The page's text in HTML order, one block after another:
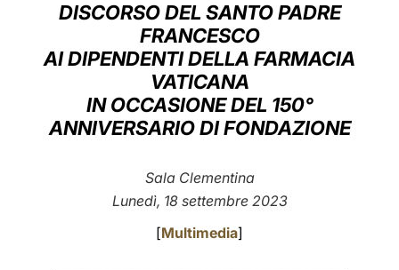
العربيّة
中文
DISCORSO DEL SANTO PADRE
FRANCESCO
AI DIPENDENTI DELLA FARMACIA
VATICANA
IN OCCASIONE DEL 150°
ANNIVERSARIO DI FONDAZIONE
Sala Clementina
Lunedì, 18 settembre 2023
[Multimedia]